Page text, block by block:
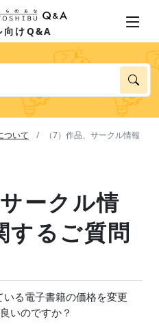
向けQ&A
ついて
（7）作品、サークル情報
ークル情
するご質問
る電子書籍の価格を変更
いのですか？